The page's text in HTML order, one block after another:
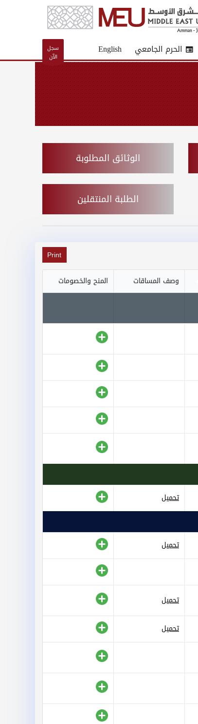
الحرم الجامعي English
سجل
الآن
الوثائق المطلوبة
الطلبة المنتقلين
Print
وصف المساقات
المنح والخصومات
تحميل
تحميل
تحميل
تحميل